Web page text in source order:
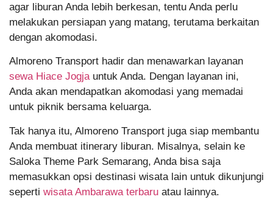
agar liburan Anda lebih berkesan, tentu Anda perlu
melakukan persiapan yang matang, terutama berkaitan
dengan akomodasi.
Almoreno Transport hadir dan menawarkan layanan
sewa Hiace Jogjauntuk Anda. Dengan layanan ini,
Anda akan mendapatkan akomodasi yang memadai
untuk piknik bersama keluarga.
Tak hanya itu, Almoreno Transport juga siap membantu
Anda membuat itinerary liburan. Misalnya, selain ke
Saloka Theme Park Semarang, Anda bisa saja
memasukkan opsi destinasi wisata lain untuk dikunjungi
seperti wisata Ambarawa terbaru atau lainnya.